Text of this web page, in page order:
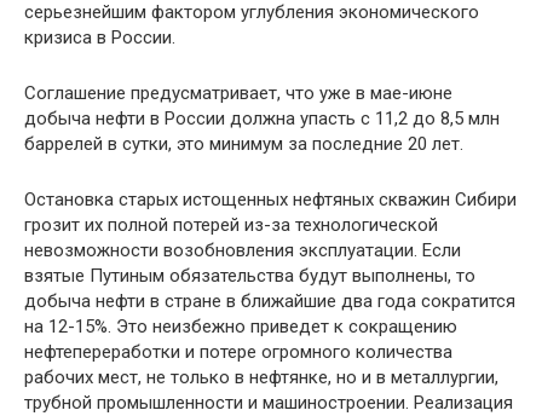
серьезнейшим фактором углубления экономического
кризиса в России.
Соглашение предусматривает, что уже в мае-июне
добыча нефти в России должна упасть с 11,2 до 8,5 млн
баррелей в сутки, это минимум за последние 20 лет.
Остановка старых истощенных нефтяных скважин Сибири
грозит их полной потерей из-за технологической
невозможности возобновления эксплуатации. Если
взятые Путиным обязательства будут выполнены, то
добыча нефти в стране в ближайшие два года сократится
на 12-15%. Это неизбежно приведет к сокращению
нефтепереработки и потере огромного количества
рабочих мест, не только в нефтянке, но и в металлургии,
трубной промышленности и машиностроении. Реализация